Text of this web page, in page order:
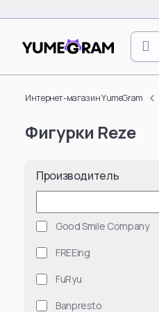
Интернет-магазин YumeGram
Фигурки Reze
Производитель
Good Smile Company
FREEing
FuRyu
Banpresto